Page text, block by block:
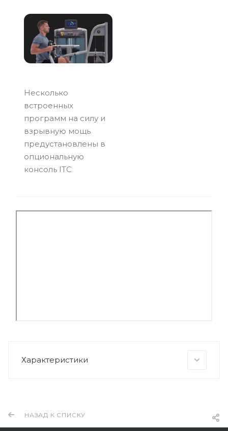
Несколько
встроенных
программ на силу и
взрывную мощь
предустановлены в
опциональную
консоль ITC
Характеристики
НАЗАД К СПИСКУ